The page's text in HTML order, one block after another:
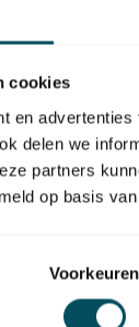
cookies
en
delen we
partners
op basis
Voorkeuren